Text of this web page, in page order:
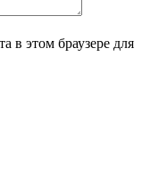
в этом браузере для